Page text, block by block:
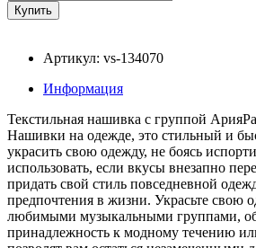
Артикул: vs-134070
Информация
Текстильная нашивка с группой
Нашивки на одежде, это стильный и
украсить свою одежду, не боясь
использовать, если вкусы внезапно
придать свой стиль повседневной
предпочтения в жизни. Украсьте свою
любимыми музыкальными группами,
принадлежность к модному течению